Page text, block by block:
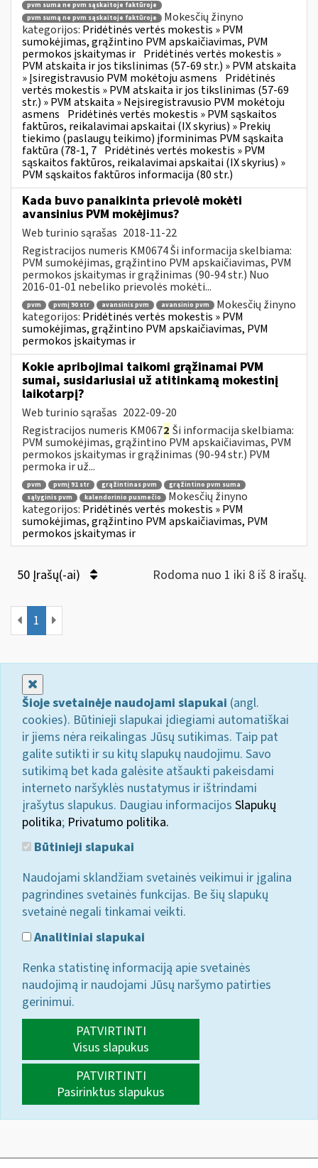
pvm suma ne pvm sąskaitoje faktūroje
pvm sumą ne pvm sąskaitoje faktūroje
Mokesčių žinyno
kategorijos: Pridėtinės vertės mokestis » PVM
sumokėjimas, grąžintino PVM apskaičiavimas, PVM
permokos įskaitymas ir Pridėtinės vertės mokestis »
PVM atskaita ir jos tikslinimas (57-69 str.) » PVM atskaita
» Įsiregistravusio PVM mokėtoju asmens Pridėtinės
vertės mokestis » PVM atskaita ir jos tikslinimas (57-69
str.) » PVM atskaita » Neįsiregistravusio PVM mokėtoju
asmens Pridėtinės vertės mokestis » PVM sąskaitos
faktūros, reikalavimai apskaitai (IX skyrius) » Prekių
tiekimo (paslaugų teikimo) įforminimas PVM sąskaita
faktūra (78-1, 7 Pridėtinės vertės mokestis » PVM
sąskaitos faktūros, reikalavimai apskaitai (IX skyrius) »
PVM sąskaitos faktūros informacija (80 str.)
Kada buvo panaikinta prievolė mokėti
avansinius PVM mokėjimus?
Web turinio sąrašas 2018-11-22
Registracijos numeris KM0674 Ši informacija skelbiama:
PVM sumokėjimas, grąžintino PVM apskaičiavimas, PVM
permokos įskaitymas ir grąžinimas (90-94 str.) Nuo
2016-01-01 nebeliko prievolės mokėti...
pvm pvmį 90 str avansinis pvm avansinio pvm
Mokesčių žinyno
kategorijos: Pridėtinės vertės mokestis » PVM
sumokėjimas, grąžintino PVM apskaičiavimas, PVM
permokos įskaitymas ir
Kokie apribojimai taikomi grąžinamai PVM
sumai, susidariusiai už atitinkamą mokestinį
laikotarpį?
Web turinio sąrašas 2022-09-20
Registracijos numeris KM0672 Ši informacija skelbiama:
PVM sumokėjimas, grąžintino PVM apskaičiavimas, PVM
permokos įskaitymas ir grąžinimas (90-94 str.) PVM
permoka ir už...
pvm pvmį 91 str grąžintinas pvm
grąžintino pvm suma
sąlyginis pvm
kalendorinio pusmečio
Mokesčių žinyno
kategorijos: Pridėtinės vertės mokestis » PVM
sumokėjimas, grąžintino PVM apskaičiavimas, PVM
permokos įskaitymas ir
50 Įrašų(-ai) Rodoma nuo 1 iki 8 iš 8 irašų.
1
Šioje svetainėje naudojami slapukai (angl.
cookies). Būtinieji slapukai įdiegiami automatiškai
ir jiems nėra reikalingas Jūsų sutikimas. Taip pat
galite sutikti ir su kitų slapukų naudojimu. Savo
sutikimą bet kada galėsite atšaukti pakeisdami
interneto naršyklės nustatymus ir ištrindami
įrašytus slapukus. Daugiau informacijos Slapukų
politika; Privatumo politika.
Būtinieji slapukai
Naudojami sklandžiam svetainės veikimui ir įgalina
pagrindines svetainės funkcijas. Be šių slapukų
svetainė negali tinkamai veikti.
Analitiniai slapukai
Renka statistinę informaciją apie svetainės
naudojimą ir naudojami Jūsų naršymo patirties
gerinimui.
PATVIRTINTI
Visus slapukus
PATVIRTINTI
Pasirinktus slapukus